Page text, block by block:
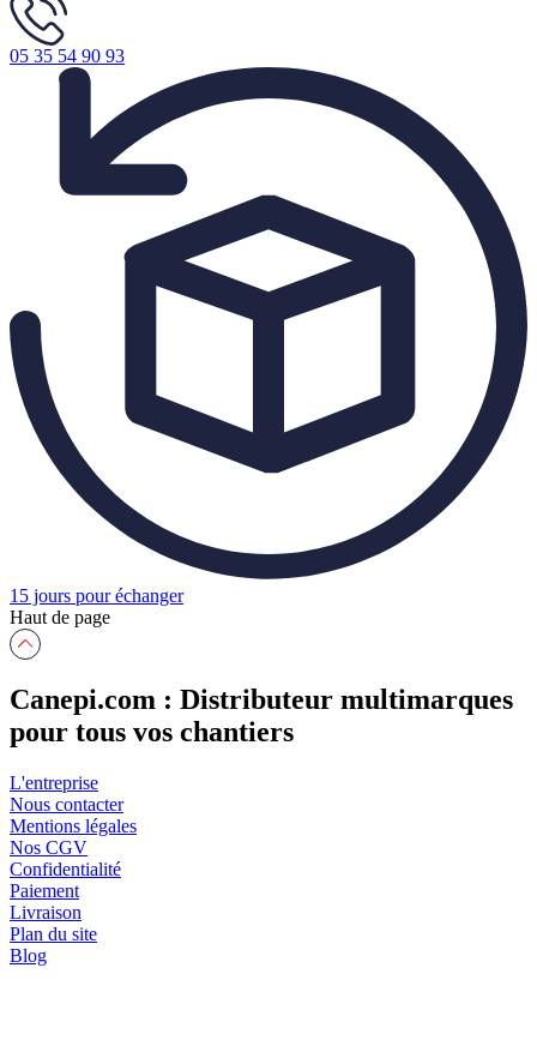
05 35 54 90 93
15 jours pour échanger
Haut de page
Canepi.com : Distributeur multimarques
pour tous vos chantiers
L'entreprise
Nous contacter
Mentions légales
Nos CGV
Confidentialité
Paiement
Livraison
Plan du site
Blog